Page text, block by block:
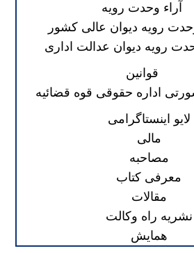
آراء وحدت رویه
وحدت رویه دیوان عالی کشور
رویه دیوان عدالت اداری
قوانین
اداره حقوقی قوه قضائیه
لایو اینستاگرامی
مالی
مصاحبه
معرفی کتاب
مقالات
نشریه راه وکالت
همایش